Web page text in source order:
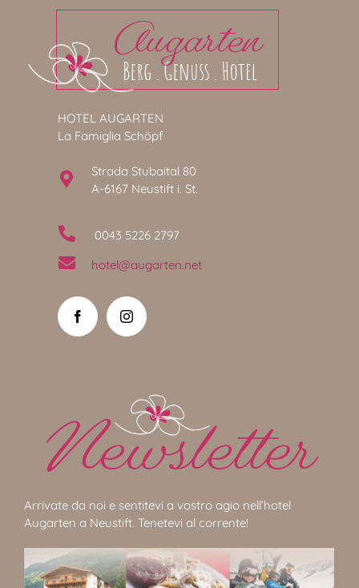
HOTEL AUGARTEN
La Famiglia Schöpf
Strada Stubaital 80
A-6167 Neustift i. St.
0043 5226 2797
hotel@augarten.net
Arrivate da noi e sentitevi a vostro agio nell’hotel
Augarten a Neustift. Tenetevi al corrente!